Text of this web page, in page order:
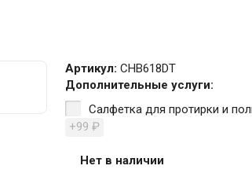
Артикул: CHB618DT
Дополнительные услуги:
Салфетка для протирки и
+99 ₽
Нет в наличии